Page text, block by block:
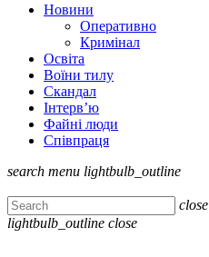
Новини
Оперативно
Кримінал
Освіта
Воїни тилу
Скандал
Інтерв’ю
Файні люди
Співпраця
search menu lightbulb_outline
close
lightbulb_outline close